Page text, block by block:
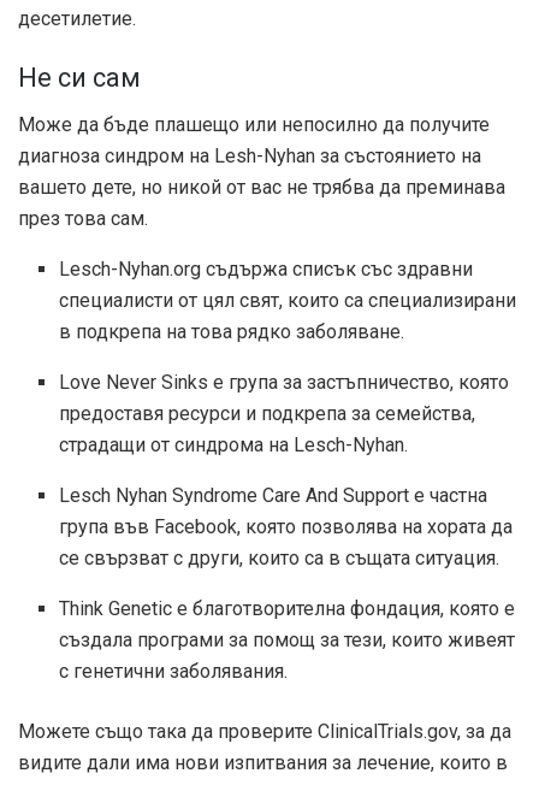
десетилетие.
Не си сам
Може да бъде плашещо или непосилно да получите
диагноза синдром на Lesh-Nyhan за състоянието на
вашето дете, но никой от вас не трябва да преминава
през това сам.
Lesch-Nyhan.org съдържа списък със здравни
специалисти от цял ​​свят, които са специализирани
в подкрепа на това рядко заболяване.
Love Never Sinks е група за застъпничество, която
предоставя ресурси и подкрепа за семейства,
страдащи от синдрома на Lesch-Nyhan.
Lesch Nyhan Syndrome Care And Support е частна
група във Facebook, която позволява на хората да
се свързват с други, които са в същата ситуация.
Think Genetic е благотворителна фондация, която е
създала програми за помощ за тези, които живеят
с генетични заболявания.
Можете също така да проверите ClinicalTrials.gov, за да
видите дали има нови изпитвания за лечение, които в